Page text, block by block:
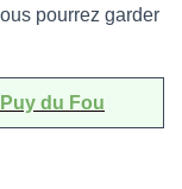
pourrez garder
du Fou